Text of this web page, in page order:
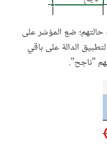
حالتهم؛ ضع المؤشر على
الدالة على باقي
"ناجح".